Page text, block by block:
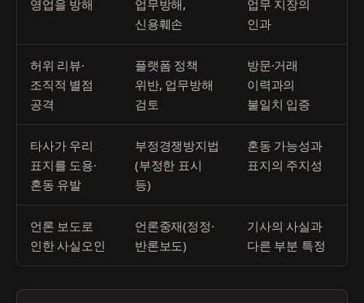
영업을 방해
업무방해,
신용훼손
업무 지장의
인과
허위 리뷰·
조직적 별점
공격
플랫폼 정책
위반, 업무방해
검토
방문·거래
이력과의
불일치 입증
타사가 우리
표지를 도용·
혼동 유발
부정경쟁방지법
(부정한 표시
등)
혼동 가능성과
표지의 주지성
언론 보도로
인한 사실오인
언론중재(정정·
반론보도)
기사의 사실과
다른 부분 특정